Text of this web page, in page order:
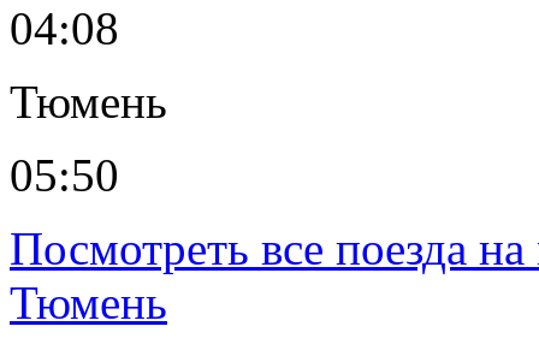
04:08
Тюмень
05:50
Посмотреть все поезда
Тюмень